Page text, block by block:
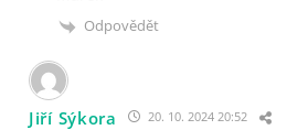
Odpovědět
Jiří Sýkora 20. 10. 2024 20:52